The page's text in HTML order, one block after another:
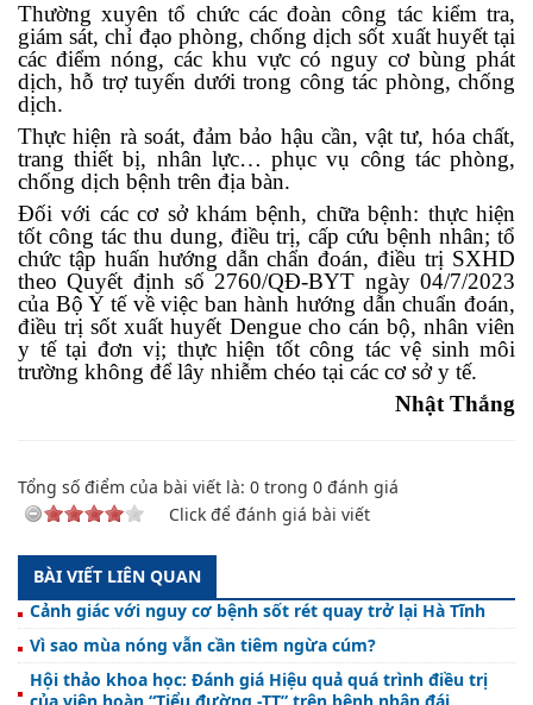
Thường xuyên tổ chức các đoàn công tác kiểm tra,
giám sát, chỉ đạo phòng, chống dịch sốt xuất huyết tại
các điểm nóng, các khu vực có nguy cơ bùng phát
dịch, hỗ trợ tuyến dưới trong công tác phòng, chống
dịch.
Thực hiện rà soát, đảm bảo hậu cần, vật tư, hóa chất,
trang thiết bị, nhân lực… phục vụ công tác phòng,
chống dịch bệnh trên địa bàn.
Đối với các cơ sở khám bệnh, chữa bệnh: thực hiện
tốt công tác thu dung, điều trị, cấp cứu bệnh nhân; tổ
chức tập huấn hướng dẫn chẩn đoán, điều trị SXHD
theo Quyết định số 2760/QĐ-BYT ngày 04/7/2023
của Bộ Y tế về việc ban hành hướng dẫn chuẩn đoán,
điều trị sốt xuất huyết Dengue cho cán bộ, nhân viên
y tế tại đơn vị; thực hiện tốt công tác vệ sinh môi
trường không để lây nhiễm chéo tại các cơ sở y tế.
Nhật Thắng
Tổng số điểm của bài viết là: 0 trong 0 đánh giá
Click để đánh giá bài viết
BÀI VIẾT LIÊN QUAN
Cảnh giác với nguy cơ bệnh sốt rét quay trở lại Hà Tĩnh
Vì sao mùa nóng vẫn cần tiêm ngừa cúm?
Hội thảo khoa học: Đánh giá Hiệu quả quá trình điều trị